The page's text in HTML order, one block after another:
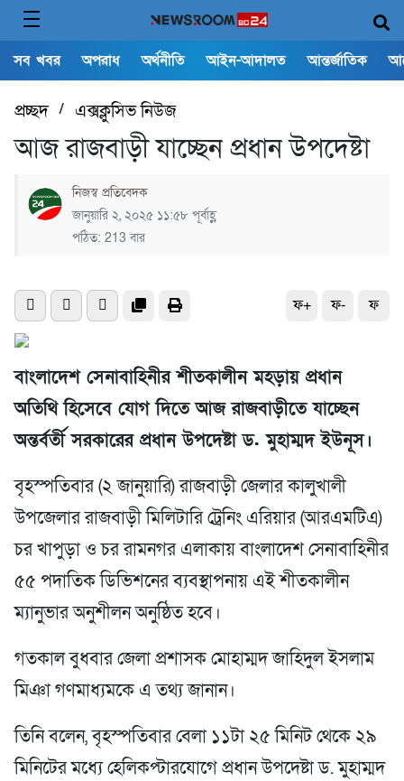
সব খবর অপরাধ অর্থনীতি আইন-আদালত আন্তর্জাতিক
প্রচ্ছদ/ এক্সক্লুসিভ নিউজ
আজ রাজবাড়ী যাচ্ছেন প্রধান উপদেষ্টা
নিজস্ব প্রতিবেদক
জানুয়ারি ২, ২০২৫ ১১:৫৮ পূর্বাহ্ণ
পঠিত: 213 বার
ফ+ ফ- ফ
বাংলাদেশ সেনাবাহিনীর শীতকালীন মহড়ায় প্রধান
অতিথি হিসেবে যোগ দিতে আজ রাজবাড়ীতে যাচ্ছেন
অন্তর্বর্তী সরকারের প্রধান উপদেষ্টা ড. মুহাম্মদ ইউনূস।
বৃহস্পতিবার (২ জানুয়ারি) রাজবাড়ী জেলার কালুখালী
উপজেলার রাজবাড়ী মিলিটারি ট্রেনিং এরিয়ার (আরএমটিএ)
চর খাপুড়া ও চর রামনগর এলাকায় বাংলাদেশ সেনাবাহিনীর
৫৫ পদাতিক ডিভিশনের ব্যবস্থাপনায় এই শীতকালীন
ম্যানুভার অনুশীলন অনুষ্ঠিত হবে।
গতকাল বুধবার জেলা প্রশাসক মোহাম্মদ জাহিদুল ইসলাম
মিঞা গণমাধ্যমকে এ তথ্য জানান।
তিনি বলেন, বৃহস্পতিবার বেলা ১১টা ২৫ মিনিট থেকে ২৯
মিনিটের মধ্যে হেলিকপ্টারযোগে প্রধান উপদেষ্টা ড. মুহাম্মদ